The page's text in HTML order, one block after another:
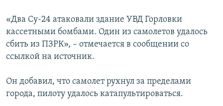
ELIFBE
УКРАИНСКАЯ ПРОБЛЕМА КРЫМА
Все сайты RFE/RL
«Два Су-24 атаковали здание УВД Горловки
кассетными бомбами. Один из самолетов удалось
сбить из ПЗРК», – отмечается в сообщении со
ссылкой на источник.
Он добавил, что самолет рухнул за пределами
города, пилоту удалось катапультироваться.